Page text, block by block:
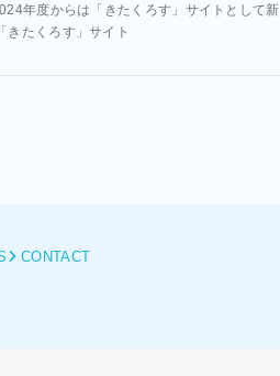
年度からは「きたくろす」サイトとして新
きたくろす」サイト
CONTACT